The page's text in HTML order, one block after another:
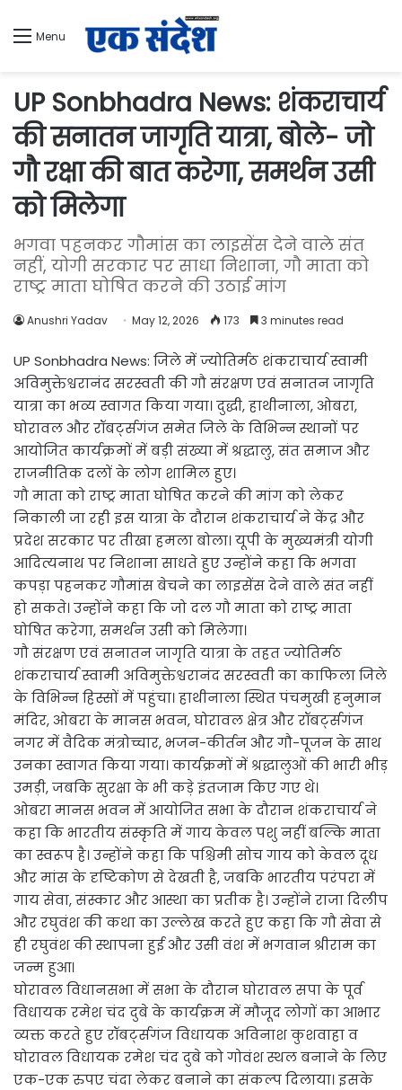
Menu
UP Sonbhadra News: शंकराचार्य
की सनातन जागृति यात्रा, बोले- जो
गौ रक्षा की बात करेगा, समर्थन उसी
को मिलेगा
भगवा पहनकर गौमांस का लाइसेंस देने वाले संत
नहीं, योगी सरकार पर साधा निशाना, गौ माता को
राष्ट्र माता घोषित करने की उठाई मांग
Anushri Yadav May 12, 2026 173 3 minutes read
UP Sonbhadra News: जिले में ज्योतिर्मठ शंकराचार्य स्वामी
अविमुक्तेश्वरानंद सरस्वती की गौ संरक्षण एवं सनातन जागृति
यात्रा का भव्य स्वागत किया गया। दुद्धी, हाथीनाला, ओबरा,
घोरावल और रॉबर्ट्सगंज समेत जिले के विभिन्न स्थानों पर
आयोजित कार्यक्रमों में बड़ी संख्या में श्रद्धालु, संत समाज और
राजनीतिक दलों के लोग शामिल हुए।
गौ माता को राष्ट्र माता घोषित करने की मांग को लेकर
निकाली जा रही इस यात्रा के दौरान शंकराचार्य ने केंद्र और
प्रदेश सरकार पर तीखा हमला बोला। यूपी के मुख्यमंत्री योगी
आदित्यनाथ पर निशाना साधते हुए उन्होंने कहा कि भगवा
कपड़ा पहनकर गौमांस बेचने का लाइसेंस देने वाले संत नहीं
हो सकते। उन्होंने कहा कि जो दल गौ माता को राष्ट्र माता
घोषित करेगा, समर्थन उसी को मिलेगा।
गौ संरक्षण एवं सनातन जागृति यात्रा के तहत ज्योतिर्मठ
शंकराचार्य स्वामी अविमुक्तेश्वरानंद सरस्वती का काफिला जिले
के विभिन्न हिस्सों में पहुंचा। हाथीनाला स्थित पंचमुखी हनुमान
मंदिर, ओबरा के मानस भवन, घोरावल क्षेत्र और रॉबर्ट्सगंज
नगर में वैदिक मंत्रोच्चार, भजन-कीर्तन और गौ-पूजन के साथ
उनका स्वागत किया गया। कार्यक्रमों में श्रद्धालुओं की भारी भीड़
उमड़ी, जबकि सुरक्षा के भी कड़े इंतजाम किए गए थे।
ओबरा मानस भवन में आयोजित सभा के दौरान शंकराचार्य ने
कहा कि भारतीय संस्कृति में गाय केवल पशु नहीं बल्कि माता
का स्वरूप है। उन्होंने कहा कि पश्चिमी सोच गाय को केवल दूध
और मांस के दृष्टिकोण से देखती है, जबकि भारतीय परंपरा में
गाय सेवा, संस्कार और आस्था का प्रतीक है। उन्होंने राजा दिलीप
और रघुवंश की कथा का उल्लेख करते हुए कहा कि गौ सेवा से
ही रघुवंश की स्थापना हुई और उसी वंश में भगवान श्रीराम का
जन्म हुआ।
घोरावल विधानसभा में सभा के दौरान घोरावल सपा के पूर्व
विधायक रमेश चंद दुबे के कार्यक्रम में मौजूद लोगों का आभार
व्यक्त करते हुए रॉबर्ट्सगंज विधायक अविनाश कुशवाहा व
घोरावल विधायक रमेश चंद दुबे को गोवंश स्थल बनाने के लिए
एक-एक रुपए चंदा लेकर बनाने का संकल्प दिलाया। इसके